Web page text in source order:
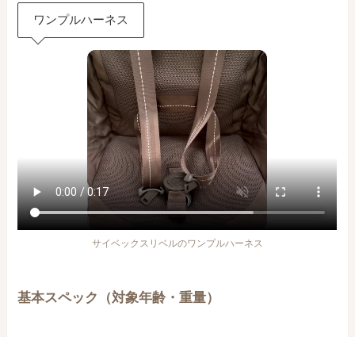
ワンプルハーネス
サイベックスリベルのワンプルハーネス
基本スペック（対象年齢・重量）